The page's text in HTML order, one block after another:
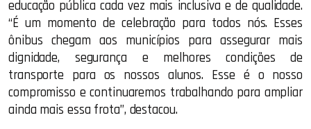
educação pública cada vez mais inclusiva e de qualidade.
“É um momento de celebração para todos nós. Esses
ônibus chegam aos municípios para assegurar mais
dignidade, segurança e melhores condições de
transporte para os nossos alunos. Esse é o nosso
compromisso e continuaremos trabalhando para ampliar
ainda mais essa frota”, destacou.